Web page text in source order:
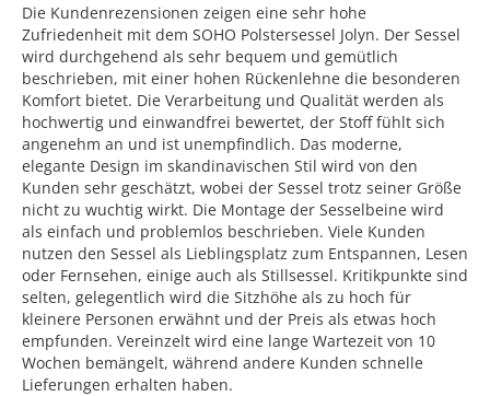
Die Kundenrezensionen zeigen eine sehr hohe
Zufriedenheit mit dem SOHO Polstersessel Jolyn. Der Sessel
wird durchgehend als sehr bequem und gemütlich
beschrieben, mit einer hohen Rückenlehne die besonderen
Komfort bietet. Die Verarbeitung und Qualität werden als
hochwertig und einwandfrei bewertet, der Stoff fühlt sich
angenehm an und ist unempfindlich. Das moderne,
elegante Design im skandinavischen Stil wird von den
Kunden sehr geschätzt, wobei der Sessel trotz seiner Größe
nicht zu wuchtig wirkt. Die Montage der Sesselbeine wird
als einfach und problemlos beschrieben. Viele Kunden
nutzen den Sessel als Lieblingsplatz zum Entspannen, Lesen
oder Fernsehen, einige auch als Stillsessel. Kritikpunkte sind
selten, gelegentlich wird die Sitzhöhe als zu hoch für
kleinere Personen erwähnt und der Preis als etwas hoch
empfunden. Vereinzelt wird eine lange Wartezeit von 10
Wochen bemängelt, während andere Kunden schnelle
Lieferungen erhalten haben.